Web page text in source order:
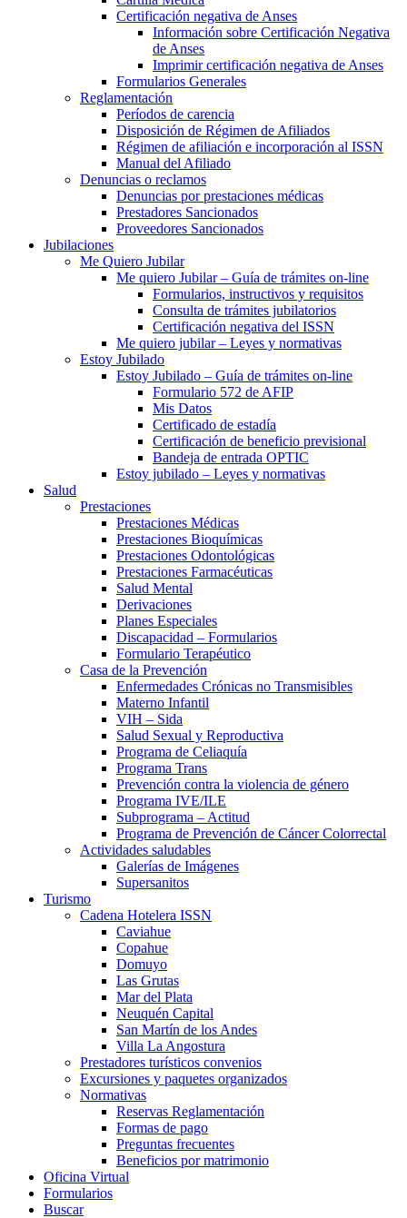
Certificación negativa de Anses
Información sobre Certificación Negativa
de Anses
Imprimir certificación negativa de Anses
Formularios Generales
Reglamentación
Períodos de carencia
Disposición de Régimen de Afiliados
Régimen de afiliación e incorporación al ISSN
Manual del Afiliado
Denuncias o reclamos
Denuncias por prestaciones médicas
Prestadores Sancionados
Proveedores Sancionados
Jubilaciones
Me Quiero Jubilar
Me quiero Jubilar – Guía de trámites on-line
Formularios, instructivos y requisitos
Consulta de trámites jubilatorios
Certificación negativa del ISSN
Me quiero jubilar – Leyes y normativas
Estoy Jubilado
Estoy Jubilado – Guía de trámites on-line
Formulario 572 de AFIP
Mis Datos
Certificado de estadía
Certificación de beneficio previsional
Bandeja de entrada OPTIC
Estoy jubilado – Leyes y normativas
Salud
Prestaciones
Prestaciones Médicas
Prestaciones Bioquímicas
Prestaciones Odontológicas
Prestaciones Farmacéuticas
Salud Mental
Derivaciones
Planes Especiales
Discapacidad – Formularios
Formulario Terapéutico
Casa de la Prevención
Enfermedades Crónicas no Transmisibles
Materno Infantil
VIH – Sida
Salud Sexual y Reproductiva
Programa de Celiaquía
Programa Trans
Prevención contra la violencia de género
Programa IVE/ILE
Subprograma – Actitud
Programa de Prevención de Cáncer Colorrectal
Actividades saludables
Galerías de Imágenes
Supersanitos
Turismo
Cadena Hotelera ISSN
Caviahue
Copahue
Domuyo
Las Grutas
Mar del Plata
Neuquén Capital
San Martín de los Andes
Villa La Angostura
Prestadores turísticos convenios
Excursiones y paquetes organizados
Normativas
Reservas Reglamentación
Formas de pago
Preguntas frecuentes
Beneficios por matrimonio
Oficina Virtual
Formularios
Buscar